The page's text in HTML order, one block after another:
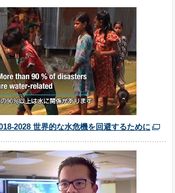
2028 世界的な水危機を回避するために